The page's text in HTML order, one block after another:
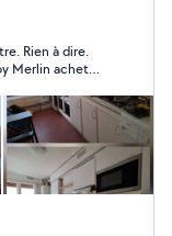
de répondre
et
mesure (plan
luminaires, pose
cadres...
de plus de 30
Rien à dire.
Merlin acheter